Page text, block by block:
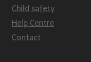
Child safety
Help Centre
Contact